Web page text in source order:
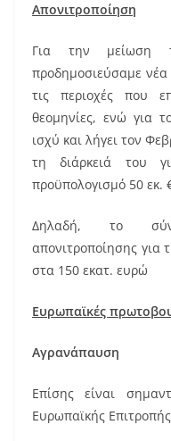
Απονιτροποίηση
Για την μείωση
προδημοσιεύσαμε
τις περιοχές που
θεομηνίες, ενώ για
ισχύ και λήγει τον
τη διάρκειά του
προϋπολογισμό 50 εκ.
Δηλαδή, το
απονιτροποίησης για
στα 150 εκατ. ευρώ
Ευρωπαϊκές
Αγρανάπαυση
Επίσης είναι
Ευρωπαϊκής